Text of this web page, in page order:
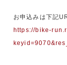
お申込みは下記
https://bike-